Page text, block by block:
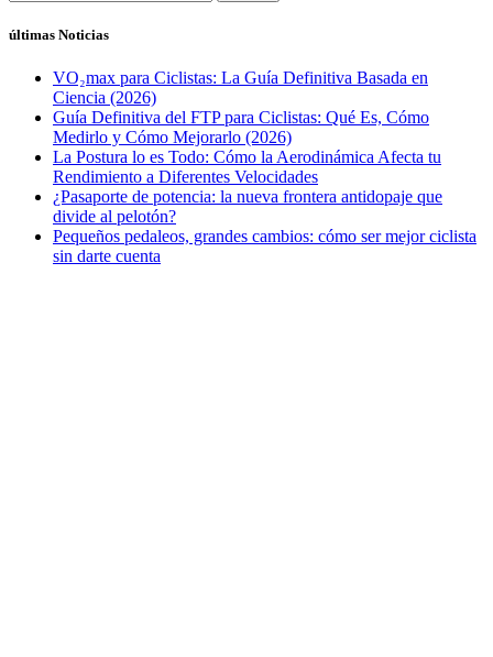
últimas Noticias
VO₂max para Ciclistas: La Guía Definitiva Basada en
Ciencia (2026)
Guía Definitiva del FTP para Ciclistas: Qué Es, Cómo
Medirlo y Cómo Mejorarlo (2026)
La Postura lo es Todo: Cómo la Aerodinámica Afecta tu
Rendimiento a Diferentes Velocidades
¿Pasaporte de potencia: la nueva frontera antidopaje que
divide al pelotón?
Pequeños pedaleos, grandes cambios: cómo ser mejor ciclista
sin darte cuenta